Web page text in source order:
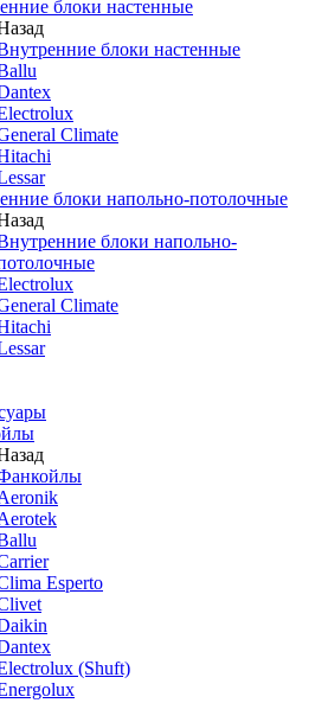
блоки настенные
блоки настенные
Climate
блоки напольно-потолочные
блоки напольно-
Climate
Esperto
(Shuft)